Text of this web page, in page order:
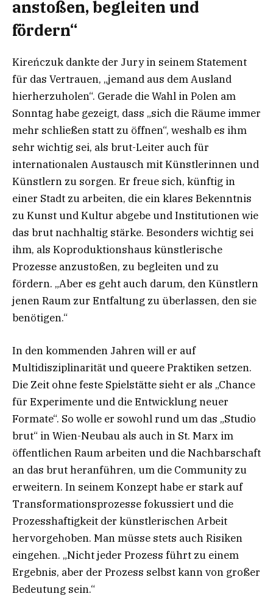
anstoßen, begleiten und
fördern“
Kireńczuk dankte der Jury in seinem Statement
für das Vertrauen, „jemand aus dem Ausland
hierherzuholen“. Gerade die Wahl in Polen am
Sonntag habe gezeigt, dass „sich die Räume immer
mehr schließen statt zu öffnen“, weshalb es ihm
sehr wichtig sei, als brut-Leiter auch für
internationalen Austausch mit Künstlerinnen und
Künstlern zu sorgen. Er freue sich, künftig in
einer Stadt zu arbeiten, die ein klares Bekenntnis
zu Kunst und Kultur abgebe und Institutionen wie
das brut nachhaltig stärke. Besonders wichtig sei
ihm, als Koproduktionshaus künstlerische
Prozesse anzustoßen, zu begleiten und zu
fördern. „Aber es geht auch darum, den Künstlern
jenen Raum zur Entfaltung zu überlassen, den sie
benötigen.“
In den kommenden Jahren will er auf
Multidisziplinarität und queere Praktiken setzen.
Die Zeit ohne feste Spielstätte sieht er als „Chance
für Experimente und die Entwicklung neuer
Formate“. So wolle er sowohl rund um das „Studio
brut“ in Wien-Neubau als auch in St. Marx im
öffentlichen Raum arbeiten und die Nachbarschaft
an das brut heranführen, um die Community zu
erweitern. In seinem Konzept habe er stark auf
Transformationsprozesse fokussiert und die
Prozesshaftigkeit der künstlerischen Arbeit
hervorgehoben. Man müsse stets auch Risiken
eingehen. „Nicht jeder Prozess führt zu einem
Ergebnis, aber der Prozess selbst kann von großer
Bedeutung sein.“